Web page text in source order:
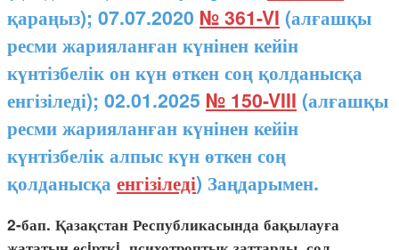
қараңыз); 07.07.2020 № 361-VI (алғашқы
ресми жарияланған күнінен кейін
күнтізбелік он күн өткен соң қолданысқа
енгізіледі); 02.01.2025 № 150-VIII (алғашқы
ресми жарияланған күнінен кейін
күнтізбелік алпыс күн өткен соң
қолданысқа енгізіледі) Заңдарымен.
2-бап. Қазақстан Республикасында бақылауға